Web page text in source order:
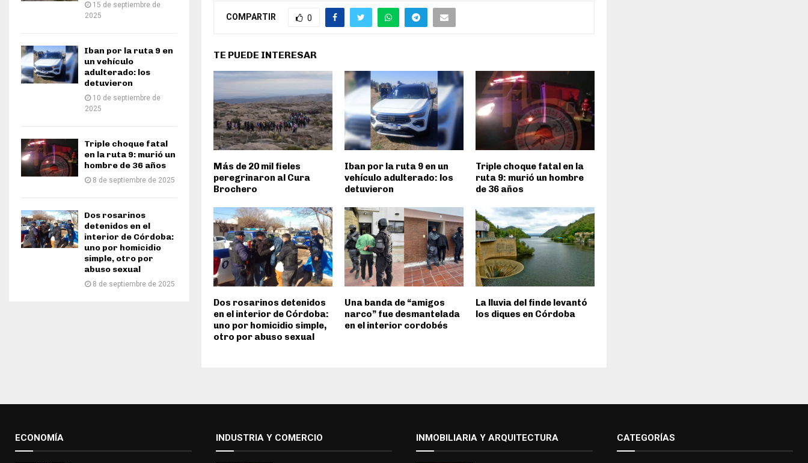
COMPARTIR 0
TE PUEDE INTERESAR
Más de 20 mil fieles
peregrinaron al Cura
Brochero
Iban por la ruta 9 en un
vehículo adulterado: los
detuvieron
Triple choque fatal en la
ruta 9: murió un hombre
de 36 años
Dos rosarinos detenidos
en el interior de Córdoba:
uno por homicidio simple,
otro por abuso sexual
Una banda de “amigos
narco” fue desmantelada
en el interior cordobés
La lluvia del finde levantó
los diques en Córdoba
15 de septiembre de
2025
Iban por la ruta 9 en
un vehículo
adulterado: los
detuvieron
10 de septiembre de
2025
Triple choque fatal
en la ruta 9: murió un
hombre de 36 años
8 de septiembre de 2025
Dos rosarinos
detenidos en el
interior de Córdoba:
uno por homicidio
simple, otro por
abuso sexual
8 de septiembre de 2025
ECONOMÍA INDUSTRIA Y COMERCIO INMOBILIARIA Y ARQUITECTURA CATEGORÍAS